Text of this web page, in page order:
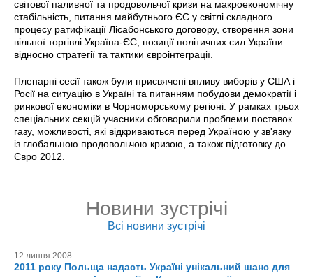
світової паливної та продовольчої кризи на макроекономічну
стабільність, питання майбутнього ЄС у світлі складного
процесу ратифікації Лісабонського договору, створення зони
вільної торгівлі Україна-ЄС, позиції політичних сил України
відносно стратегії та тактики євроінтеграції.
Пленарні сесії також були присвячені впливу виборів у США і
Росії на ситуацію в Україні та питанням побудови демократії і
ринкової економіки в Чорноморському регіоні. У рамках трьох
спеціальних секцій учасники обговорили проблеми поставок
газу, можливості, які відкриваються перед Україною у зв'язку
із глобальною продовольчою кризою, а також підготовку до
Євро 2012.
Новини зустрічі
Всі новини зустрічі
12 липня 2008
2011 року Польща надасть Україні унікальний шанс для